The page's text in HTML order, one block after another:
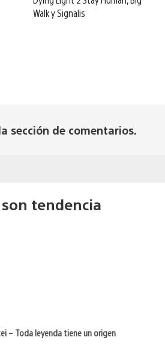
Walk y Signalis
sección de comentarios.
tendencia
– Toda leyenda tiene un origen